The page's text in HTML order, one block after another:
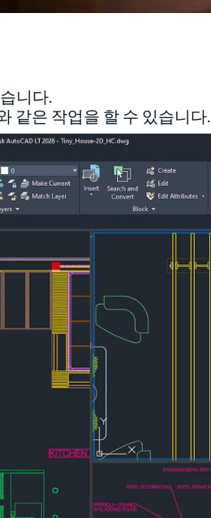
니다.
같은 작업을 할 수 있습니다.